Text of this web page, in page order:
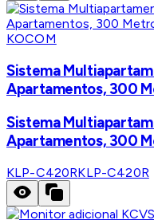
KOCOM
Sistema
Apartamentos, 300
Sistema
Apartamentos, 300
KLP-C420RKLP-C420R